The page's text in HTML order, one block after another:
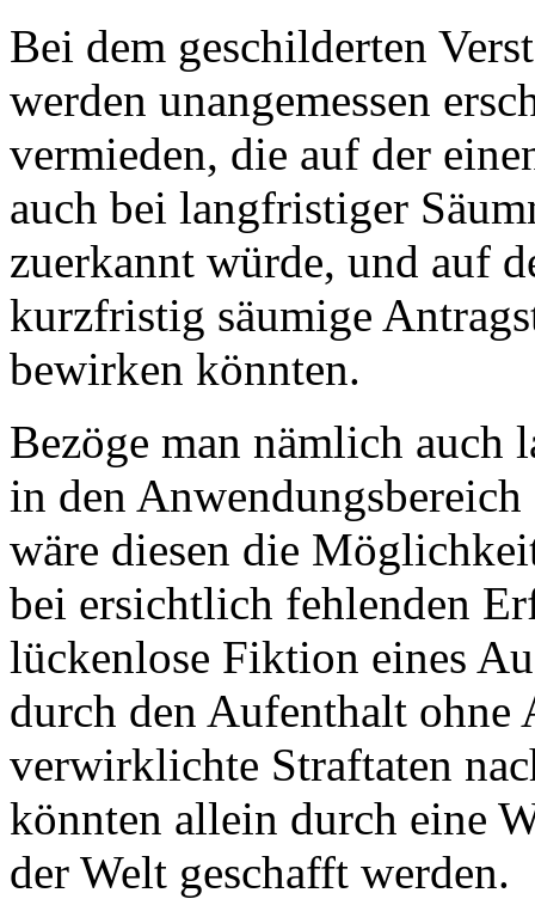
Bei dem geschilderten
werden unangemessen
vermieden, die auf der
auch bei langfristiger
zuerkannt würde, und auf
kurzfristig säumige
bewirken könnten.
Bezöge man nämlich auch
in den
wäre diesen die
bei ersichtlich fehlenden
lückenlose Fiktion eines
durch den Aufenthalt
verwirklichte Straftaten
könnten allein durch eine
der Welt geschafft werden.